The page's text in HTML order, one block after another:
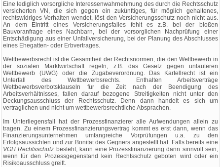
Eine lediglich vorsorgliche Interessenwahrnehmung des durch die Rechtsschutz
versicherten VN, die sich gegen ein zukünftiges, für möglich gehaltenes,
rechtswidriges Verhalten wendet, löst den Versicherungsschutz noch nicht aus.
An dem Eintritt eines Versicherungsfalles fehlt es z.B. bei der bloßen
Bauvoranfrage eines Nachbarn, bei der vorsorglichen Nachprüfung einer
Entschädigung aus einer Unfallversicherung, bei der Planung des Abschlusses
eines Ehegatten- oder Erbvertrages.
Wettbewerbsrecht ist die Gesamtheit der Rechtsnormen, die den Wettbewerb in
der sozialen Marktwirtschaft regeln, z.B. das Gesetz gegen unlauteren
Wettbewerb (UWG) oder die Zugabeverordnung. Das Kartellrecht ist ein
Unterfall des Wettbewerbsrechts. Enthalten Arbeitsverträge
Wettbewerbsverbotsklauseln für die Zeit nach der Beendigung des
Arbeitsverhältnisses, fallen darauf bezogene Streitigkeiten nicht unter den
Deckungsausschluss der Rechtsschutz. Denn dann handelt es sich um
vertraglichen und nicht um wettbewerbsrechtliche Absprachen.
Im Unterliegensfall hat der Prozessfinanzierer alle Aufwendungen allein zu
tragen. Zu einem Prozessfinanzierungsvertrag kommt es erst dann, wenn das
Finanzierungsunternehmen umfangreiche Vorprüfungen u.a. zu den
Erfolgsaussichten und zur Bonität des Gegners angestellt hat. Falls bereits eine
VGH Rechtsschutz besteht, kann eine Prozessfinanzierung dann sinnvoll sein,
wenn für den Prozessgegenstand kein Rechtsschutz geboten wird oder ein
Risikoausschluss greift.